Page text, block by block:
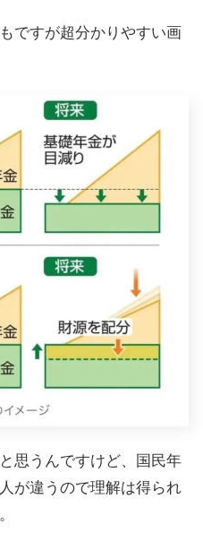
ですが超分かりやすい画
思うんですけど、国民年
が違うので理解は得られ